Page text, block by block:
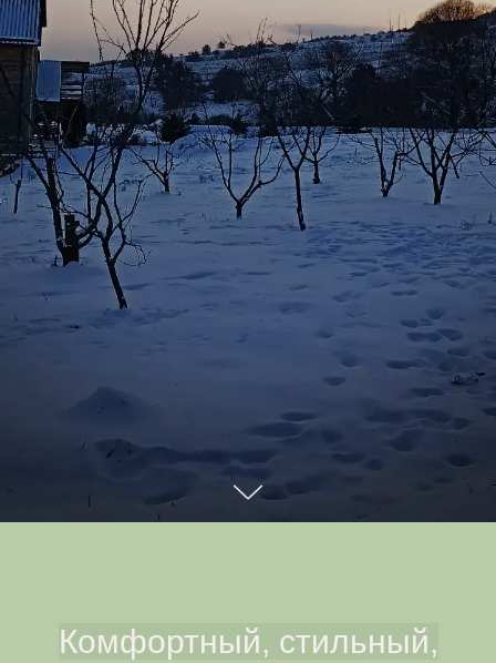
Комфортный, стильный,